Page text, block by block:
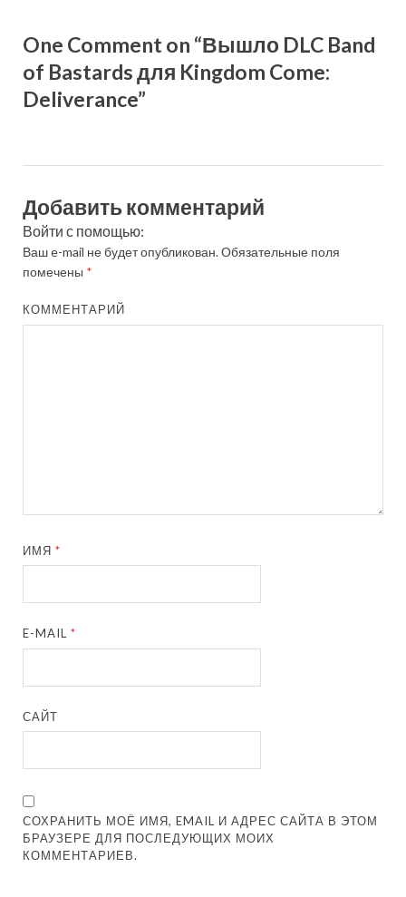
One Comment on “Вышло DLC Band
of Bastards для Kingdom Come:
Deliverance”
Добавить комментарий
Войти с помощью:
Ваш e-mail не будет опубликован.Обязательные поля
помечены *
КОММЕНТАРИЙ
ИМЯ*
E-MAIL*
САЙТ
СОХРАНИТЬ МОЁ ИМЯ, EMAIL И АДРЕС САЙТА В ЭТОМ
БРАУЗЕРЕ ДЛЯ ПОСЛЕДУЮЩИХ МОИХ
КОММЕНТАРИЕВ.